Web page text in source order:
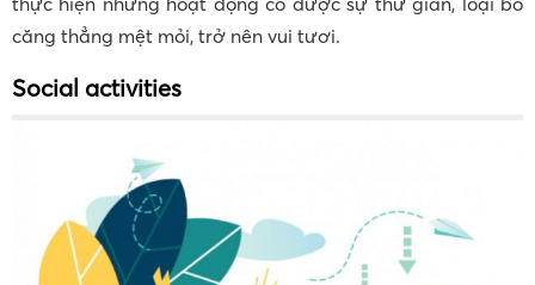
căng thẳng mệt mỏi, trở nên vui tươi.
Social activities